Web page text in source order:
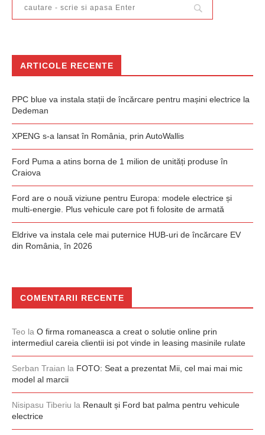
ARTICOLE RECENTE
PPC blue va instala stații de încărcare pentru mașini electrice la
Dedeman
XPENG s-a lansat în România, prin AutoWallis
Ford Puma a atins borna de 1 milion de unități produse în
Craiova
Ford are o nouă viziune pentru Europa: modele electrice și
multi-energie. Plus vehicule care pot fi folosite de armată
Eldrive va instala cele mai puternice HUB-uri de încărcare EV
din România, în 2026
COMENTARII RECENTE
Teo la O firma romaneasca a creat o solutie online prin
intermediul careia clientii isi pot vinde in leasing masinile rulate
Serban Traian la FOTO: Seat a prezentat Mii, cel mai mai mic
model al marcii
Nisipasu Tiberiu la Renault și Ford bat palma pentru vehicule
electrice